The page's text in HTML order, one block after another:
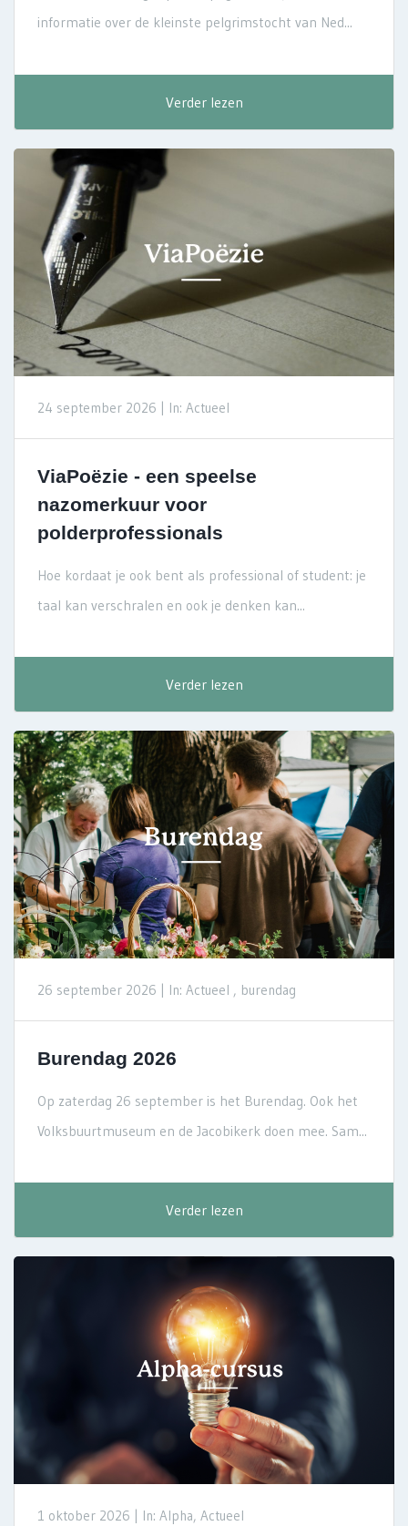
informatie over de kleinste pelgrimstocht van Ned...
Verder lezen
24 september 2026 | In: Actueel
ViaPoëzie - een speelse
nazomerkuur voor
polderprofessionals
Hoe kordaat je ook bent als professional of student: je
taal kan verschralen en ook je denken kan...
Verder lezen
26 september 2026 | In: Actueel , burendag
Burendag 2026
Op zaterdag 26 september is het Burendag. Ook het
Volksbuurtmuseum en de Jacobikerk doen mee. Sam...
Verder lezen
1 oktober 2026 | In: Alpha, Actueel